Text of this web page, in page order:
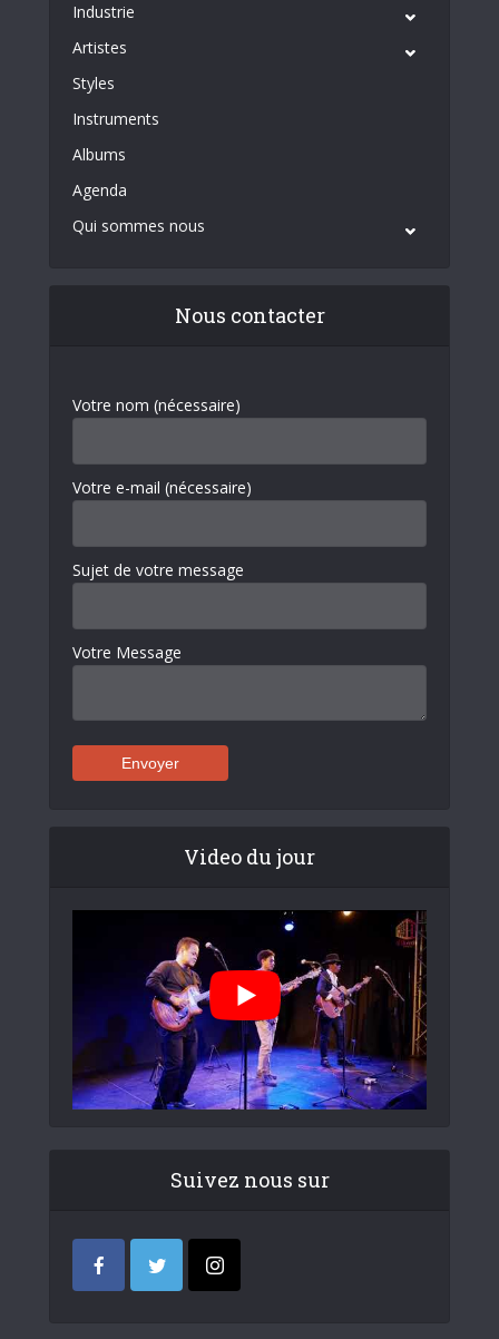
Industrie
Artistes
Styles
Instruments
Albums
Agenda
Qui sommes nous
Nous contacter
Votre nom (nécessaire)
Votre e-mail (nécessaire)
Sujet de votre message
Votre Message
Video du jour
Suivez nous sur